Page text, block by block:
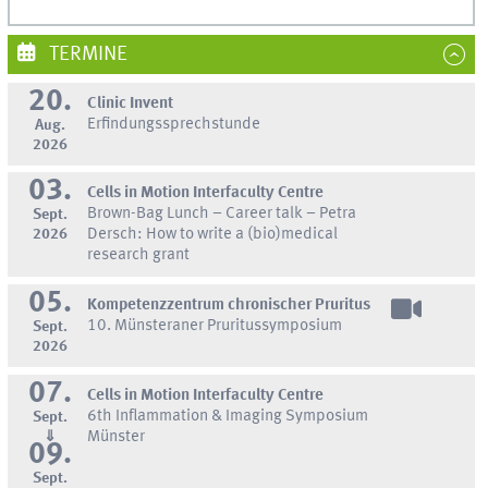
TERMINE
20.
Aug.
2026
Clinic Invent
Erfindungssprechstunde
03.
Sept.
2026
Cells in Motion Interfaculty Centre
Brown-Bag Lunch – Career talk – Petra
Dersch: How to write a (bio)medical
research grant
05.
Sept.
2026
Kompetenzzentrum chronischer Pruritus
10. Münsteraner Pruritussymposium
07.
Sept.
⇓
09.
Sept.
Cells in Motion Interfaculty Centre
6th Inflammation & Imaging Symposium
Münster